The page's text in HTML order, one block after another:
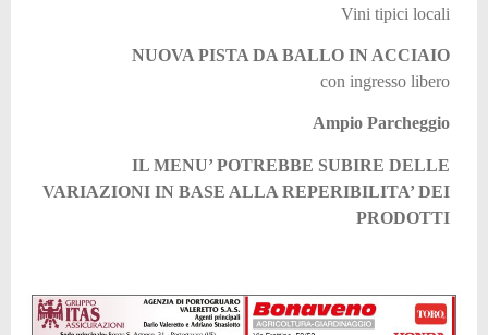
Vini tipici locali
NUOVA PISTA DA BALLO IN ACCIAIO
con ingresso libero
Ampio Parcheggio
IL MENU’ POTREBBE SUBIRE DELLE
VARIAZIONI IN BASE ALLA REPERIBILITA’ DEI
PRODOTTI